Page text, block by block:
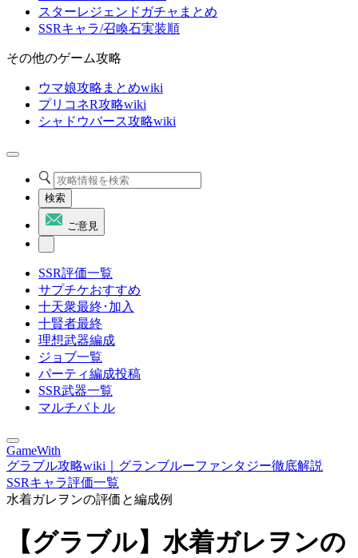
スターレジェンドガチャまとめ
SSRキャラ/召喚石実装順
その他のゲーム攻略
ウマ娘攻略まとめwiki
プリコネR攻略wiki
シャドウバース攻略wiki
検索
ご意見
SSR評価一覧
サプチケおすすめ
十天衆最終･加入
十賢者最終
理想武器編成
ジョブ一覧
パーティ編成投稿
SSR武器一覧
マルチバトル
GameWith
グラブル攻略wiki｜グランブルーファンタジー徹底解説
SSRキャラ評価一覧
水着ガレヲンの評価と編成例
【グラブル】水着ガレヲンの